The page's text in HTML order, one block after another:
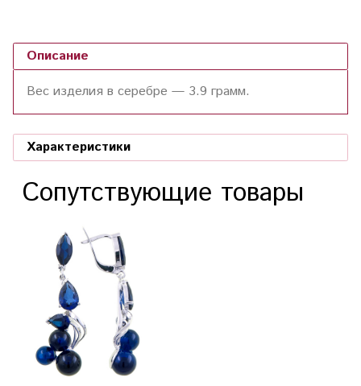
Описание
Вес изделия в серебре — 3.9 грамм.
Характеристики
Сопутствующие товары